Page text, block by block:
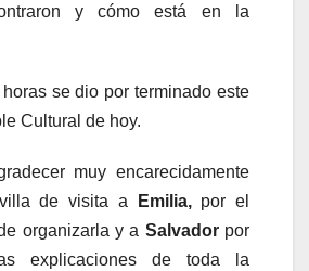
y cómo está en la
se dio por terminado este
Cultural de hoy.
muy encarecidamente
de visita a
Emilia,por el
organizarla y a Salvadorpor
explicaciones de toda la